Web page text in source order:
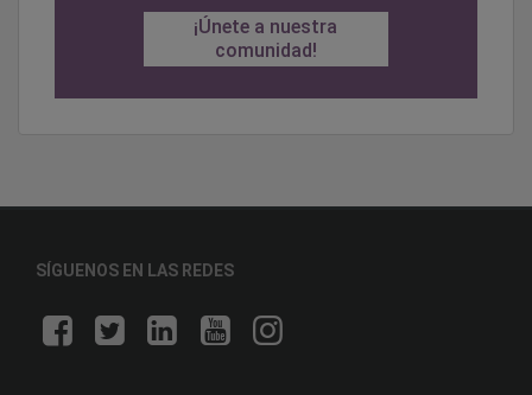
¡Únete a nuestra
comunidad!
SÍGUENOS EN LAS REDES